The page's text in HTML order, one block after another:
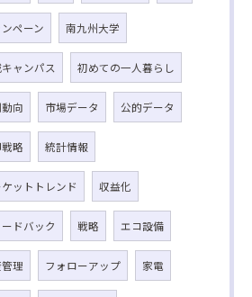
ペーン 南九州大学
ャンパス 初めての一人暮らし
向 市場データ 公的データ
略 統計情報
ットトレンド 収益化
ドバック 戦略 エコ設備
理 フォローアップ 家電